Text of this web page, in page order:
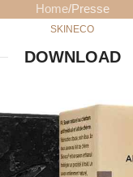
Home Presse
SKINECO
DOWNLOAD